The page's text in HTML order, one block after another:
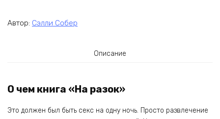
Автор: Сэлли Собер
Описание
О чем книга «На разок»
Это должен был быть секс на одну ночь. Просто развлечение